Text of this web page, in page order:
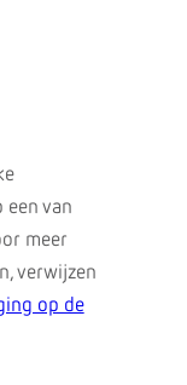
een van
meer
verwijzen
op de